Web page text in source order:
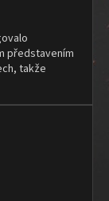
představením
takže